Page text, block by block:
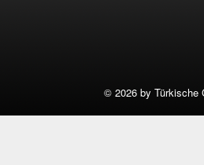
© 2026 by Türkische